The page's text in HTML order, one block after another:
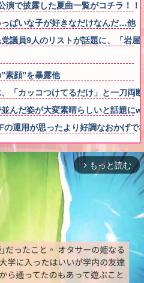
演で披露した夏曲一覧がコチラ！
っぱいな子が好きなだけなんだ…他
議員9人のリストが話題に、「岩
素顔”を暴露他
、「カッコつけてるだけ」と一刀
並んだ姿が大変素晴らしいと話題に
の運用が思ったより好調なおかげで
arrow_forward_ios もっと読む